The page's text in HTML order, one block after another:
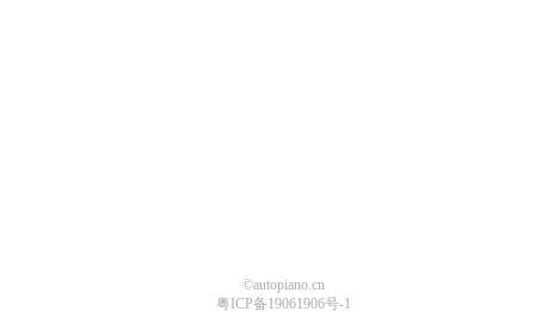
©autopiano.cn
粤ICP备19061906号-1